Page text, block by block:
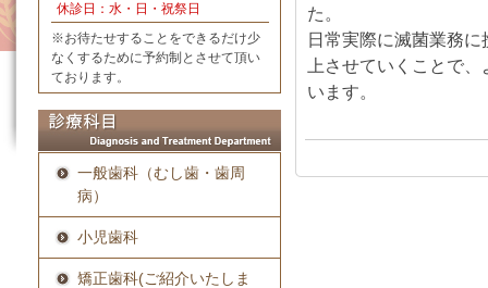
休診日：水・日・祝祭日
※お待たせすることをできるだけ少
なくするために予約制とさせて頂い
ております。
一般歯科（むし歯・歯周
病）
小児歯科
矯正歯科(ご紹介いたしま
た。
日常実際に滅菌業務
上させていくことで
います。